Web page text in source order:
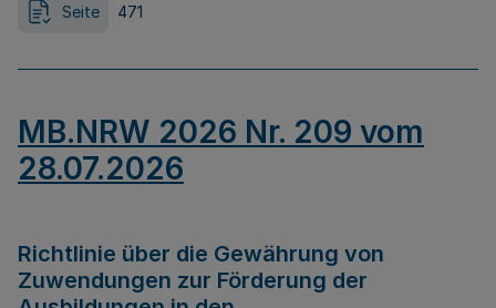
Seite 471
MB.NRW 2026 Nr. 209 vom
28.07.2026
Richtlinie über die Gewährung von
Zuwendungen zur Förderung der